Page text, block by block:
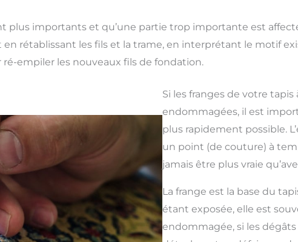
plus importants et qu’une partie trop importante est
en rétablissant les fils et la trame, en interprétant le motif
empiler les nouveaux fils de fondation.
Si les franges de votre
endommagées, il est
plus rapidement possible.
un point (de couture) à
jamais être plus vraie
La frange est la base du
étant exposée, elle est
endommagée, si les